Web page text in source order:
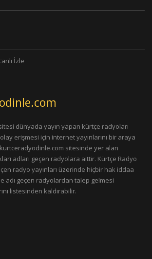
İzle
dünyada yayın yapan kürtçe radyoları
erişmesi için internet yayınlarını bir araya
sitesinde yer alan
adları geçen radyolara aittir. Kürtçe Radyo
radyo yayınları üzerinde hiçbir hak iddaa
adı geçen radyolardan talep gelmesi
listesinden kaldırabilir.